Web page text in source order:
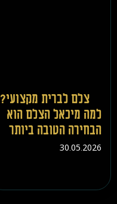
צלם לברית מקצועי?
למה מיכאל הצלם הוא
הבחירה הטובה ביותר
30.05.2026